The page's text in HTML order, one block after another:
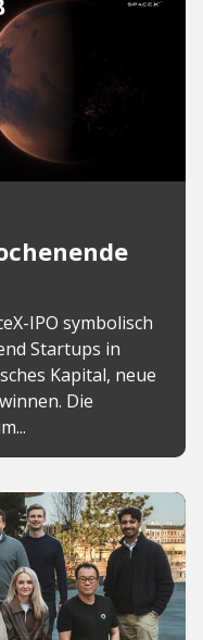
IPO symbolisch
Startups in
Kapital, neue
Die